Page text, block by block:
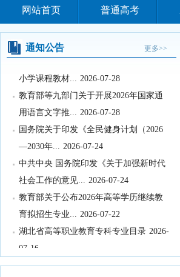
网站首页 普通高考
通知公告 更多>>
议案件处理程序的...
2026-07-28
中共中央 国务院转发《中央宣传部、司
法部关于开展法...
教育部办公厅关于2026年度教育部大中
小学课程教材...
2026-07-28
教育部等九部门关于开展2026年国家通
用语言文字推...
2026-07-28
国务院关于印发《全民健身计划（2026
—2030年...
2026-07-24
中共中央 国务院印发《关于加强新时代
社会工作的意见...
2026-07-24
教育部关于公布2026年高等学历继续教
育拟招生专业...
2026-07-22
湖北省高等职业教育专科专业目录 2026-
07-16